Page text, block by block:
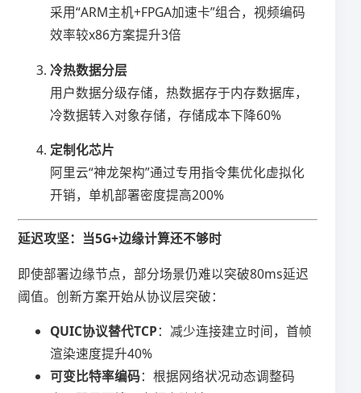
采用“ARM主机+FPGA加速卡”组合，视频编码
效率较x86方案提升3倍
​冷热数据分层​
用户数据分级存储，热数据存于内存数据库，
冷数据转入对象存储，存储成本下降60%
​定制化芯片​
阿里云“神龙架构”通过专用指令集优化虚拟化
开销，单机部署密度提高200%
​延迟攻坚：当5G+边缘计算还不够时​
即使部署边缘节点，部分场景仍难以突破80ms延迟
阈值。创新方案开始从协议层突破：
​QUIC协议替代TCP​​：减少连接建立时间，首帧
渲染速度提升40%
​可变比特率编码​​：根据网络状况动态调整码